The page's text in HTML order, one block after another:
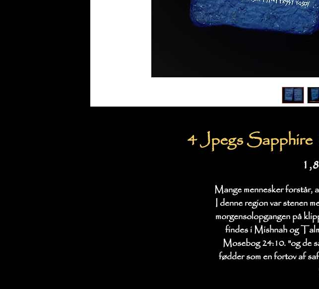
4 Jpegs
Mange mennesker forstår,
I denne region var stenen
morgensolopgangen på
findes i Mishnah og
Mosebog 24:10. "og de
fødder som en fortov af